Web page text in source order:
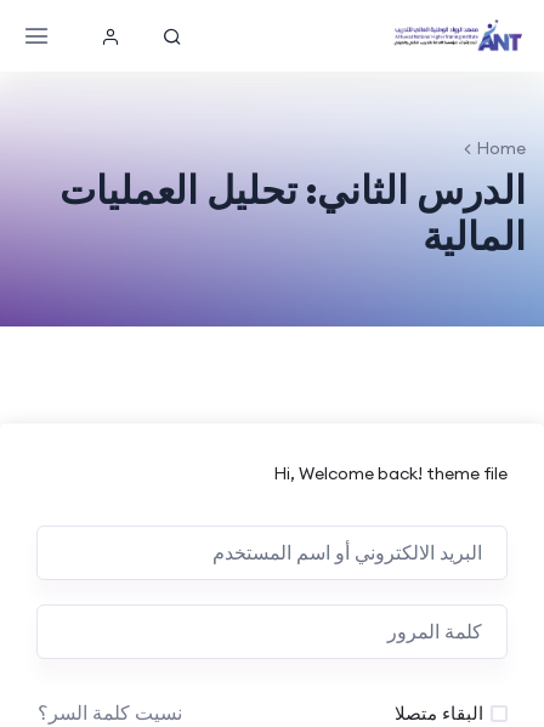
Home
الدرس الثاني: تحليل العمليات
المالية
Hi, Welcome back! theme file
البقاء متصلا نسيت كلمة السر؟